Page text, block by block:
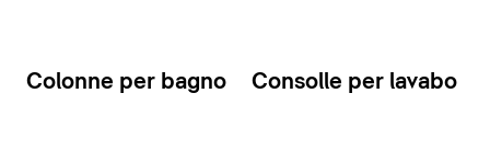
Colonne per bagno Consolle per lavabo